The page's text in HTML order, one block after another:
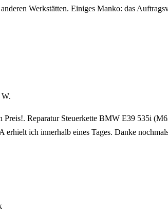
anderen Werkstätten. Einiges Manko: das
Preis!. Reparatur Steuerkette BMW E39 535i
erhielt ich innerhalb eines Tages. Danke